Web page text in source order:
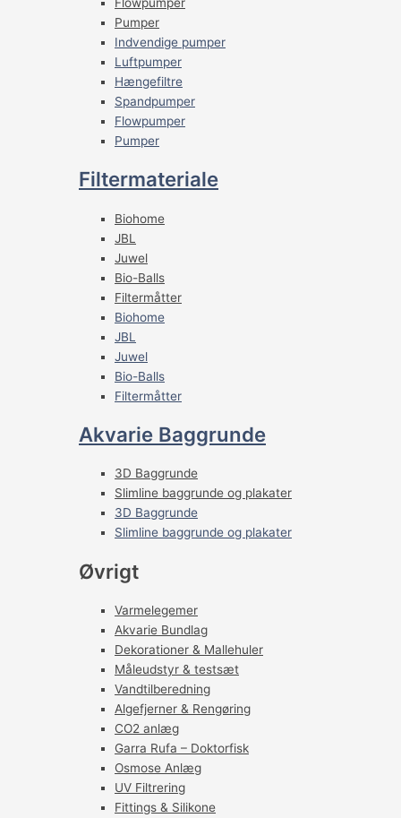
Pumper
Indvendige pumper
Luftpumper
Hængefiltre
Spandpumper
Flowpumper
Pumper
Filtermateriale
Biohome
JBL
Juwel
Bio-Balls
Filtermåtter
Biohome
JBL
Juwel
Bio-Balls
Filtermåtter
Akvarie Baggrunde
3D Baggrunde
Slimline baggrunde og plakater
3D Baggrunde
Slimline baggrunde og plakater
Øvrigt
Varmelegemer
Akvarie Bundlag
Dekorationer & Mallehuler
Måleudstyr & testsæt
Vandtilberedning
Algefjerner & Rengøring
CO2 anlæg
Garra Rufa – Doktorfisk
Osmose Anlæg
UV Filtrering
Fittings & Silikone